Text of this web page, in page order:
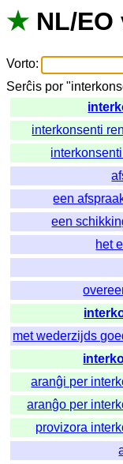
★ NL/EO
Vorto:
Serĉis por "
interkonsenti
een
een
het
met wederzijds
aranĝi per
aranĝo per
provizora